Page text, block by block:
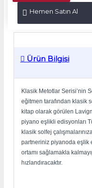
Hemen Satın Al
Ürün Bilgisi
Klasik Metotlar Serisi’nin
eğitmen tarafından klasik
kitap olarak görülen
piyano eşlikli edisyonları
klasik solfej
partneriniz piyanoda eşlik
ortamı sağlamakla
hızlandıracaktır.